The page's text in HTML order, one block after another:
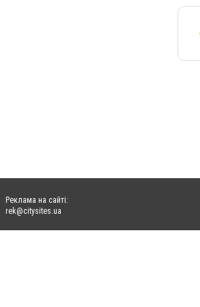
Реклама на сайті:
rek@citysites.ua